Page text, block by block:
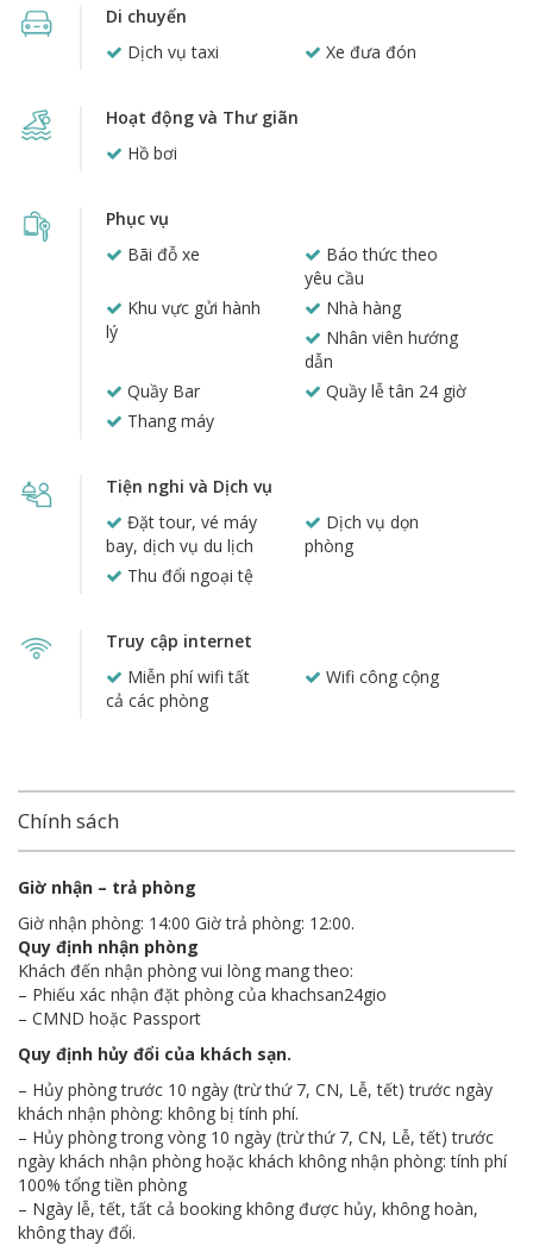
Di chuyển
Dịch vụ taxi
Xe đưa đón
Hoạt động và Thư giãn
Hồ bơi
Phục vụ
Bãi đỗ xe
Báo thức theo
yêu cầu
Khu vực gửi hành
lý
Nhà hàng
Nhân viên hướng
dẫn
Quầy Bar
Quầy lễ tân 24 giờ
Thang máy
Tiện nghi và Dịch vụ
Đặt tour, vé máy
bay, dịch vụ du lịch
Dịch vụ dọn
phòng
Thu đổi ngoại tệ
Truy cập internet
Miễn phí wifi tất
cả các phòng
Wifi công cộng
Chính sách
Giờ nhận – trả phòng
Giờ nhận phòng: 14:00 Giờ trả phòng: 12:00.
Quy định nhận phòng
Khách đến nhận phòng vui lòng mang theo:
– Phiếu xác nhận đặt phòng của khachsan24gio
– CMND hoặc Passport
Quy định hủy đổi của khách sạn.
– Hủy phòng trước 10 ngày (trừ thứ 7, CN, Lễ, tết) trước ngày
khách nhận phòng: không bị tính phí.
– Hủy phòng trong vòng 10 ngày (trừ thứ 7, CN, Lễ, tết) trước
ngày khách nhận phòng hoặc khách không nhận phòng: tính phí
100% tổng tiền phòng
– Ngày lễ, tết, tất cả booking không được hủy, không hoàn,
không thay đổi.